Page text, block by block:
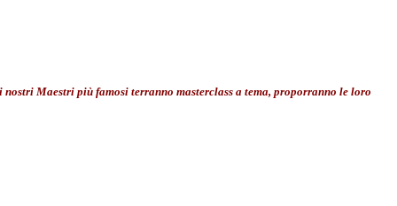
Maestri più famosi terranno masterclass a tema, proporranno le loro